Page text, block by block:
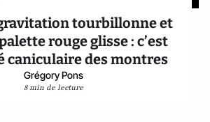
tourbillonne et
rouge glisse : c’est
caniculaire des montres
Grégory Pons
8 min de lecture